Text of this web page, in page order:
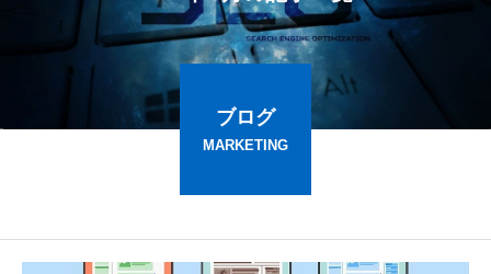
ブログ
MARKETING